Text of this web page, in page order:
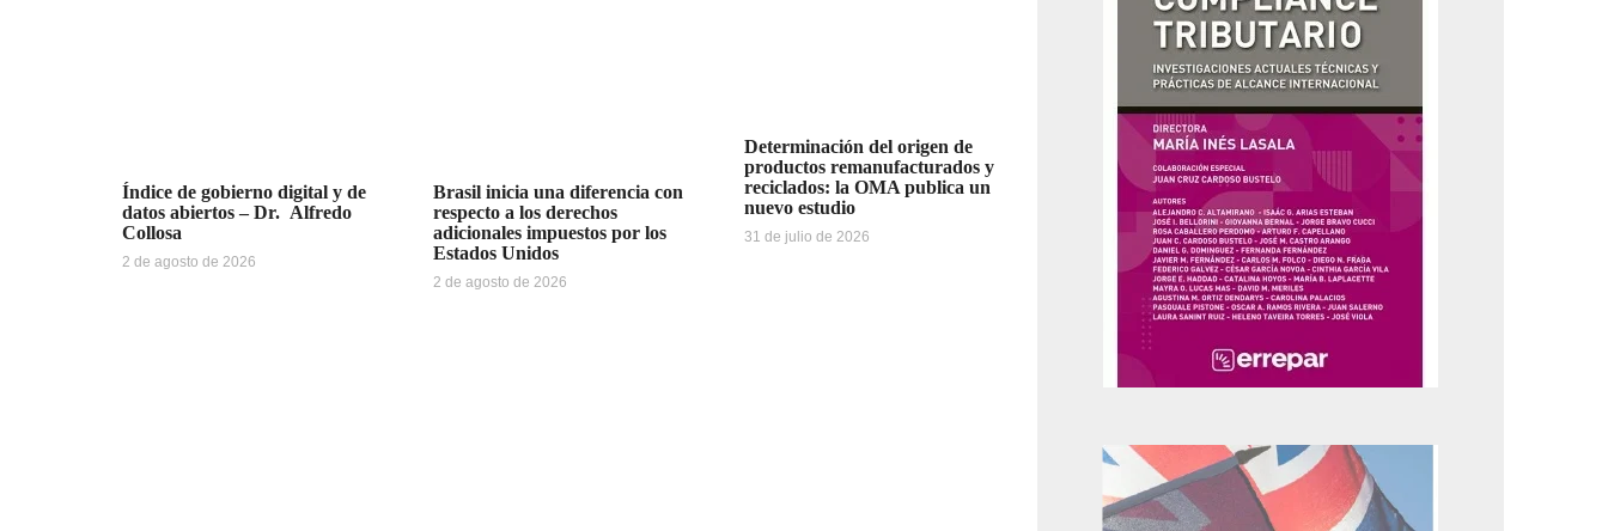
Índice de gobierno digital y de
datos abiertos – Dr. Alfredo
Collosa
2 de agosto de 2026
Brasil inicia una diferencia con
respecto a los derechos
adicionales impuestos por los
Estados Unidos
2 de agosto de 2026
Determinación del origen de
productos remanufacturados y
reciclados: la OMA publica un
nuevo estudio
31 de julio de 2026